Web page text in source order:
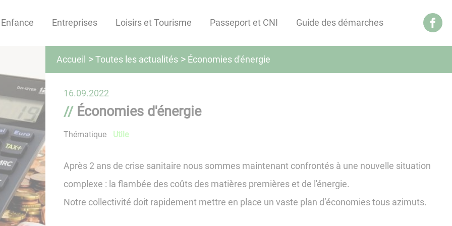
Enfance Entreprises Loisirs et Tourisme Passeport et CNI Guide des démarches
Accueil Toutes les actualités Économies d'énergie
16.09.2022
Économies d'énergie
Thématique Utile
Après 2 ans de crise sanitaire nous sommes maintenant confrontés à une nouvelle situation
complexe : la flambée des coûts des matières premières et de l'énergie.
Notre collectivité doit rapidement mettre en place un vaste plan d’économies tous azimuts.